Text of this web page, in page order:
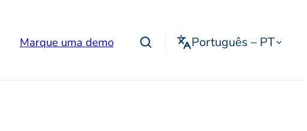
Marque uma demo Português – PT